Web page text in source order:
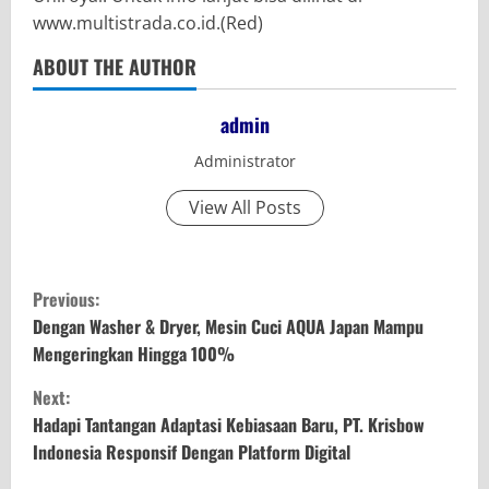
www.multistrada.co.id.(Red)
ABOUT THE AUTHOR
admin
Administrator
View All Posts
C
o
n
t
i
Previous:
Dengan Washer & Dryer, Mesin Cuci AQUA Japan Mampu
Mengeringkan Hingga 100%
Next:
Hadapi Tantangan Adaptasi Kebiasaan Baru, PT. Krisbow
Indonesia Responsif Dengan Platform Digital